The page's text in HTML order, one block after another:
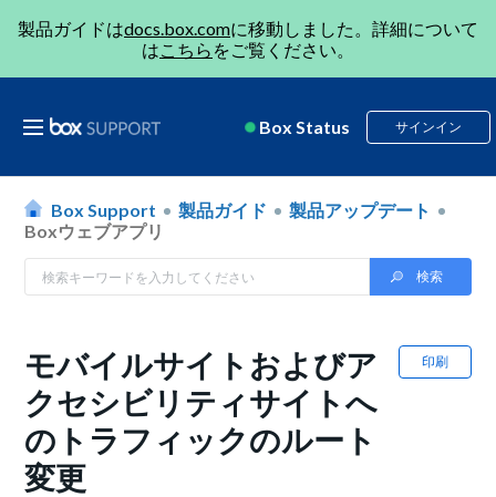
製品ガイドはdocs.box.comに移動しました。詳細について
はこちら をご覧ください。
Box Status サインイン
Box Support 製品ガイド
製品アップデート
Boxウェブアプリ
印刷
モバイルサイトおよびア
クセシビリティサイトへ
のトラフィックのルート
変更